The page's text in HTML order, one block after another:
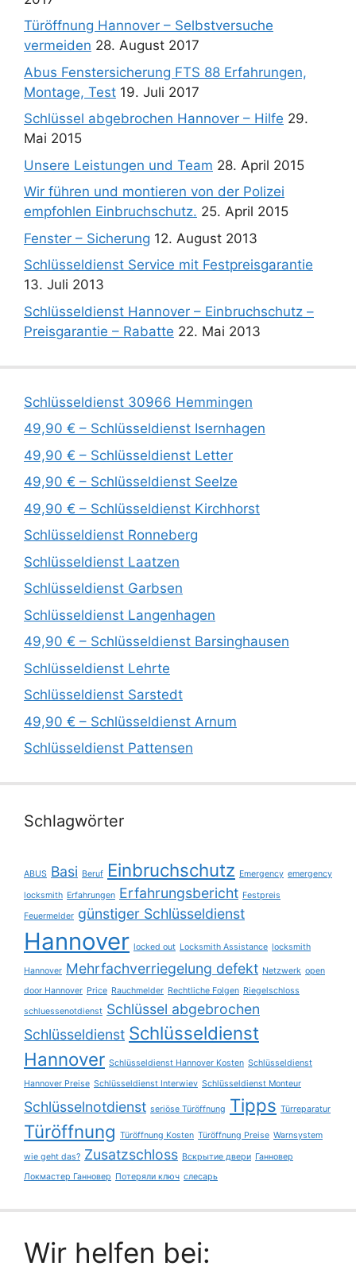
Türöffnung Hannover – Selbstversuche
vermeiden 28. August 2017
Abus Fenstersicherung FTS 88 Erfahrungen,
Montage, Test 19. Juli 2017
Schlüssel abgebrochen Hannover – Hilfe 29.
Mai 2015
Unsere Leistungen und Team 28. April 2015
Wir führen und montieren von der Polizei
empfohlen Einbruchschutz. 25. April 2015
Fenster – Sicherung 12. August 2013
Schlüsseldienst Service mit Festpreisgarantie
13. Juli 2013
Schlüsseldienst Hannover – Einbruchschutz –
Preisgarantie – Rabatte 22. Mai 2013
Schlüsseldienst 30966 Hemmingen
49,90 € – Schlüsseldienst Isernhagen
49,90 € – Schlüsseldienst Letter
49,90 € – Schlüsseldienst Seelze
49,90 € – Schlüsseldienst Kirchhorst
Schlüsseldienst Ronneberg
Schlüsseldienst Laatzen
Schlüsseldienst Garbsen
Schlüsseldienst Langenhagen
49,90 € – Schlüsseldienst Barsinghausen
Schlüsseldienst Lehrte
Schlüsseldienst Sarstedt
49,90 € – Schlüsseldienst Arnum
Schlüsseldienst Pattensen
Schlagwörter
ABUS Basi Beruf Einbruchschutz Emergency emergency
locksmith Erfahrungen Erfahrungsbericht Festpreis
Feuermelder günstiger Schlüsseldienst
Hannover locked out Locksmith Assistance locksmith
Hannover Mehrfachverriegelung defekt Netzwerk open
door Hannover Price Rauchmelder Rechtliche Folgen Riegelschloss
schluessenotdienst Schlüssel abgebrochen
Schlüsseldienst Schlüsseldienst
Hannover Schlüsseldienst Hannover Kosten Schlüsseldienst
Hannover Preise Schlüsseldienst Interwiev Schlüsseldienst Monteur
Schlüsselnotdienst seriöse Türöffnung Tipps Türreparatur
Türöffnung Türöffnung Kosten Türöffnung Preise Warnsystem
wie geht das? Zusatzschloss Вскрытие двери Ганновер
Локмастер Ганновер Потеряли ключ слесарь
Wir helfen bei: